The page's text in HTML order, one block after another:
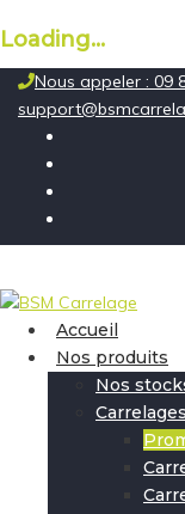
Loading...
Skip
content
Nous appeler : 09
Accueil
Nos produits
Nos
Carrelages